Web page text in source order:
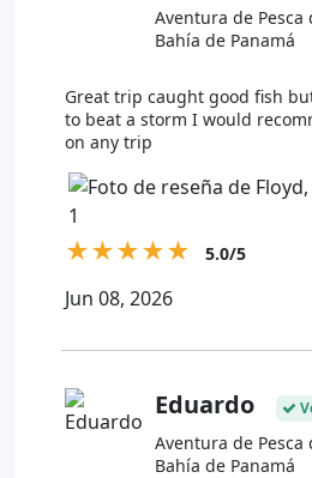
Aventura de Pesca
Bahía de Panamá
Great trip caught good fish
to beat a storm I would
on any trip
★★★★★ 5.0/5
Jun 08, 2026
Eduardo
Aventura de Pesca
Bahía de Panamá